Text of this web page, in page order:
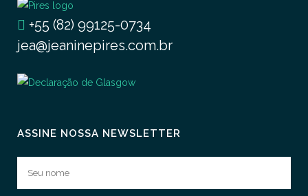
+55 (82) 99125-0734
jea@jeaninepires.com.br
ASSINE NOSSA NEWSLETTER